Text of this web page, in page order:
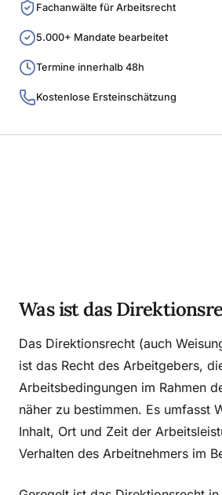
Fachanwälte für Arbeitsrecht
5.000+ Mandate bearbeitet
Termine innerhalb 48h
Kostenlose Ersteinschätzung
Was ist das
Das Direktionsrecht (auch
ist das Recht des Arbeitgebers,
Arbeitsbedingungen im Rahmen
näher zu bestimmen. Es umfasst
Inhalt, Ort und Zeit der
Verhalten des Arbeitnehmers im